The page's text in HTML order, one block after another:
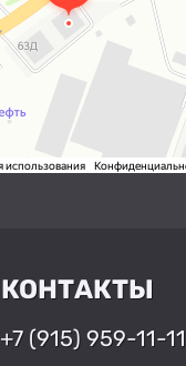
КОНТАКТЫ
+7 (915) 959-11-11